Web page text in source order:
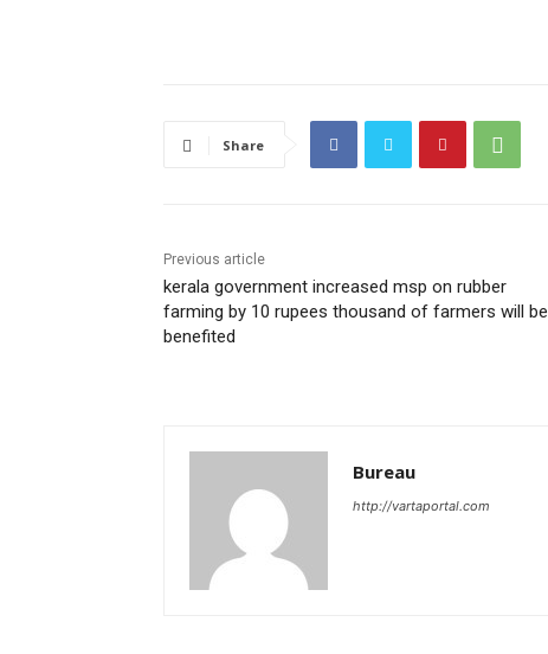
Share
Previous article
kerala government increased msp on rubber
farming by 10 rupees thousand of farmers will be
benefited
Bureau
http://vartaportal.com